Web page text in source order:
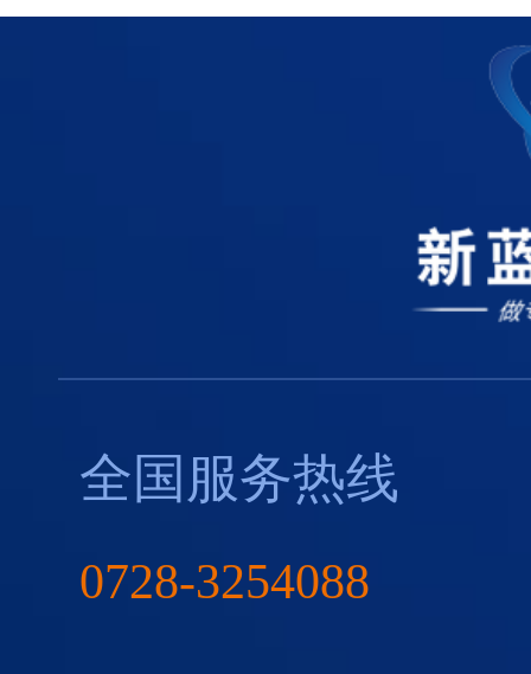
全国服务热线
0728-3254088